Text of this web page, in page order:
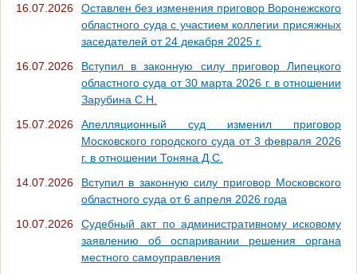
16.07.2026
Оставлен без изменения приговор Воронежского
областного суда с участием коллегии присяжных
заседателей от 24 декабря 2025 г.
16.07.2026
Вступил в законную силу приговор Липецкого
областного суда от 30 марта 2026 г. в отношении
Зарубина С.Н.
15.07.2026
Апелляционный суд изменил приговор
Московского городского суда от 3 февраля 2026
г. в отношении Тоняна Д.С.
14.07.2026
Вступил в законную силу приговор Московского
областного суда от 6 апреля 2026 года
10.07.2026
Судебный акт по административному исковому
заявлению об оспаривании решения органа
местного самоуправления